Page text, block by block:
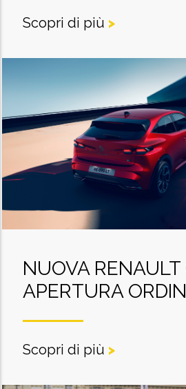
Scopri di più >
NUOVA RENAULT
APERTURA
Scopri di più >